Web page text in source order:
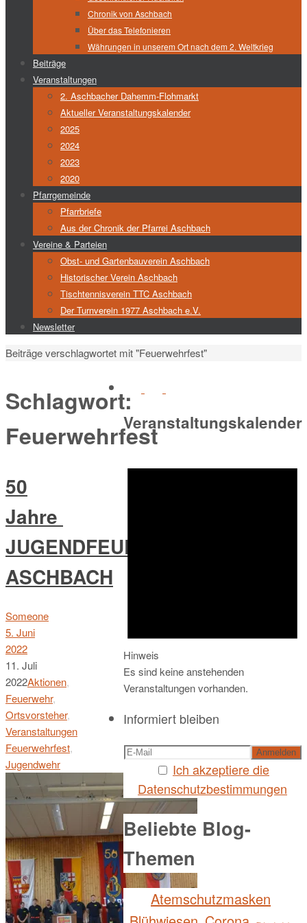
Chronik von Aschbach
Über das Telefonieren
Währungen in unserem Ort nach dem 2. Weltkrieg
Beiträge
Veranstaltungen
2. Aschbacher Dahemm-Flohmarkt
Aktueller Veranstaltungskalender
2025
2024
2023
2020
Pfarrgemeinde
Pfarrbriefe
Aus der Chronik der Pfarrei Aschbach
Vereine & Parteien
Obst- und Gartenbauverein Aschbach
Historischer Verein Aschbach
Tischtennisverein TTC Aschbach
Der Turnverein 1977 Aschbach e.V.
Newsletter
Start
Beiträge verschlagwortet mit "Feuerwehrfest"
Schlagwort:
Feuerwehrfest
50
Jahre
JUGENDFEUERWEHR
ASCHBACH
Someone
5. Juni
2022
11. Juli
2022Aktionen,
Feuerwehr,
Ortsvorsteher,
Veranstaltungen
Feuerwehrfest,
Jugendwehr
Veranstaltungskalender
Hinweis
Es sind keine anstehenden
Veranstaltungen vorhanden.
Informiert bleiben
Ich akzeptiere die
Datenschutzbestimmungen
Beliebte Blog-
Themen
Atemschutzmasken